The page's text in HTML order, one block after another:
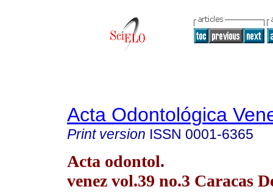
Acta Odontológica
Print version ISSN 0001-6365
Acta odontol.
venez vol.39 no.3 Caracas